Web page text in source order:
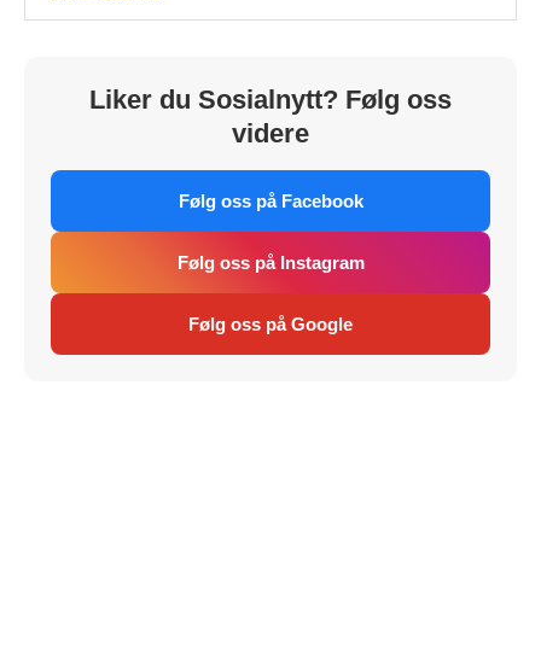
Liker du Sosialnytt? Følg oss
videre
Følg oss på Facebook
Følg oss på Instagram
Følg oss på Google